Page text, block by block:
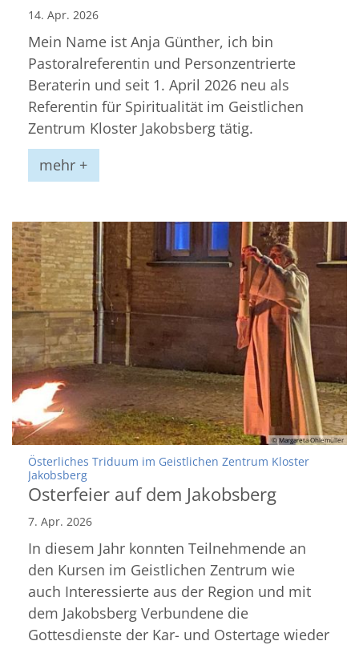
14. Apr. 2026
Mein Name ist Anja Günther, ich bin
Pastoralreferentin und Personzentrierte
Beraterin und seit 1. April 2026 neu als
Referentin für Spiritualität im Geistlichen
Zentrum Kloster Jakobsberg tätig.
mehr +
© Margareta Ohlemüller
Österliches Triduum im Geistlichen Zentrum Kloster
Jakobsberg:
Osterfeier auf dem Jakobsberg
7. Apr. 2026
In diesem Jahr konnten Teilnehmende an
den Kursen im Geistlichen Zentrum wie
auch Interessierte aus der Region und mit
dem Jakobsberg Verbundene die
Gottesdienste der Kar- und Ostertage wieder